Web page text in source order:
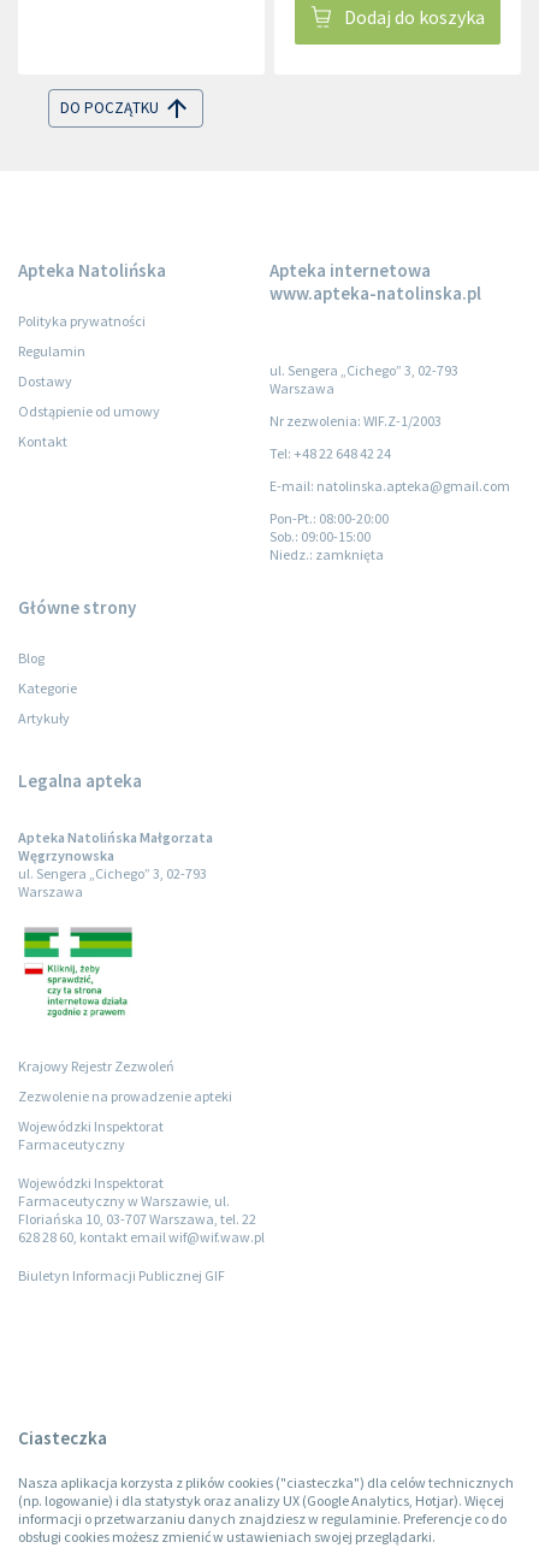
Dodaj do koszyka
DO POCZĄTKU
Apteka Natolińska
Polityka prywatności
Regulamin
Dostawy
Odstąpienie od umowy
Kontakt
Apteka internetowa
www.apteka-natolinska.pl
ul. Sengera „Cichego” 3, 02-793
Warszawa
Nr zezwolenia: WIF.Z-1/2003
Tel: +48 22 648 42 24
E-mail: natolinska.apteka@gmail.com
Pon-Pt.: 08:00-20:00
Sob.: 09:00-15:00
Niedz.: zamknięta
Główne strony
Blog
Kategorie
Artykuły
Legalna apteka
Apteka Natolińska Małgorzata
Węgrzynowska
ul. Sengera „Cichego” 3, 02-793
Warszawa
Krajowy Rejestr Zezwoleń
Zezwolenie na prowadzenie apteki
Wojewódzki Inspektorat
Farmaceutyczny
Wojewódzki Inspektorat
Farmaceutyczny w Warszawie, ul.
Floriańska 10, 03-707 Warszawa, tel. 22
628 28 60, kontakt email wif@wif.waw.pl
Biuletyn Informacji Publicznej GIF
Ciasteczka
Nasza aplikacja korzysta z plików cookies ("ciasteczka") dla celów technicznych
(np. logowanie) i dla statystyk oraz analizy UX (Google Analytics, Hotjar). Więcej
informacji o przetwarzaniu danych znajdziesz w regulaminie. Preferencje co do
obsługi cookies możesz zmienić w ustawieniach swojej przeglądarki.